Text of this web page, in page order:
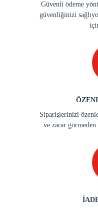
Güvenli ödeme
güvenliğinizi
Siparişlerinizi
ve zarar görmeden